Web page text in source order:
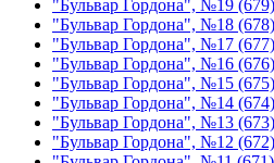
"Бульвар Гордона", №19
"Бульвар Гордона", №18
"Бульвар Гордона", №17
"Бульвар Гордона", №16
"Бульвар Гордона", №15
"Бульвар Гордона", №14
"Бульвар Гордона", №13
"Бульвар Гордона", №12